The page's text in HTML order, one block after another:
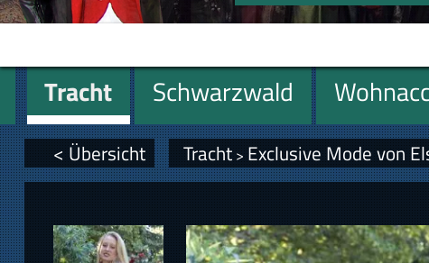
Tracht Schwarzwald
Geschenke
< Übersicht Tracht> Exclusive Mode von